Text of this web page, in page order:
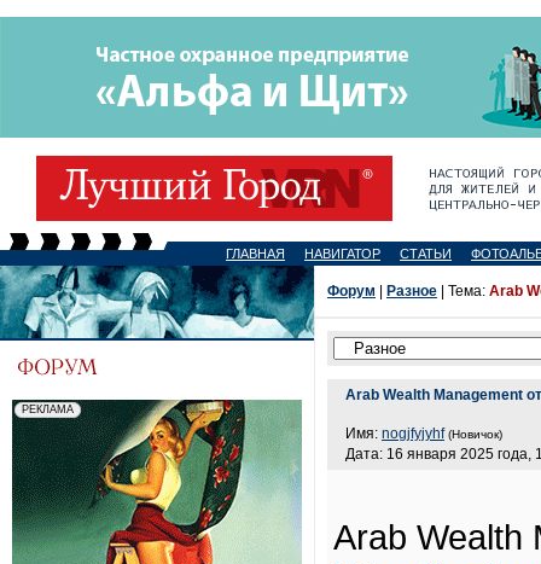
ГЛАВНАЯ НАВИГАТОР СТАТЬИ
Форум Разное | Тема: Arab
Arab Wealth Management
Имя: nogjfyjyhf (Новичок)
Дата: 16 января 2025 года,
Arab Wealth